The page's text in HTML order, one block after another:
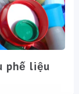
phế liệu